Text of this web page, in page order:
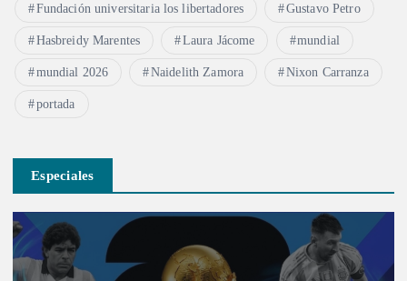
Fundación universitaria los libertadores Gustavo Petro
Hasbreidy Marentes Laura Jácome mundial
mundial 2026 Naidelith Zamora Nixon Carranza
portada
Especiales